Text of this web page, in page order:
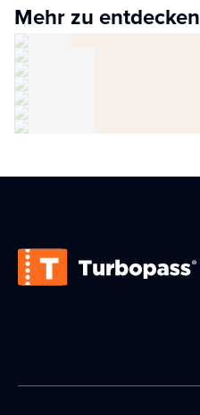
Mehr zu entdecken